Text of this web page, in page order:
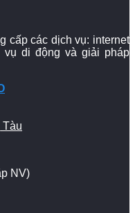
cấp các dịch vụ: internet
vụ di động và giải pháp
Tàu
NV)